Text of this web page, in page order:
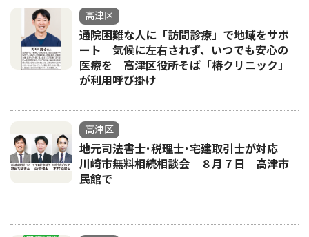
高津区
通院困難な人に「訪問診療」で地域をサポ
ート 気候に左右されず、いつでも安心の
医療を 高津区役所そば「椿クリニック」
が利用呼び掛け
高津区
地元司法書士･税理士･宅建取引士が対応
川崎市無料相続相談会 ８月７日 高津市
民館で